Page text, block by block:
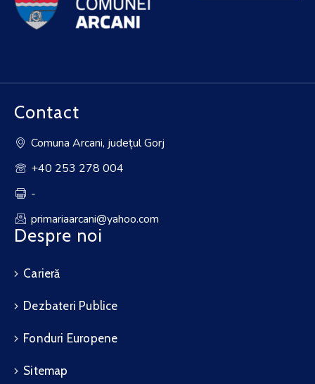
Contact
Comuna Arcani, județul Gorj
+40 253 278 004
-
primariaarcani@yahoo.com
Despre noi
Carieră
Dezbateri Publice
Fonduri Europene
Sitemap